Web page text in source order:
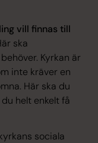
vill finnas till
ska
Kyrkan är
inte kräver en
Här ska du
helt enkelt få
sociala